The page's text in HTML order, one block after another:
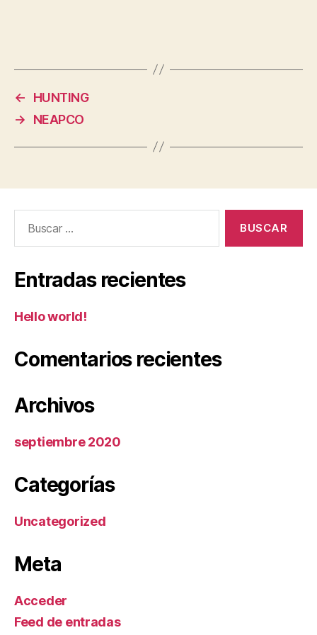
←
HUNTING
→
NEAPCO
Entradas recientes
Hello world!
Comentarios recientes
Archivos
septiembre 2020
Categorías
Uncategorized
Meta
Acceder
Feed de entradas